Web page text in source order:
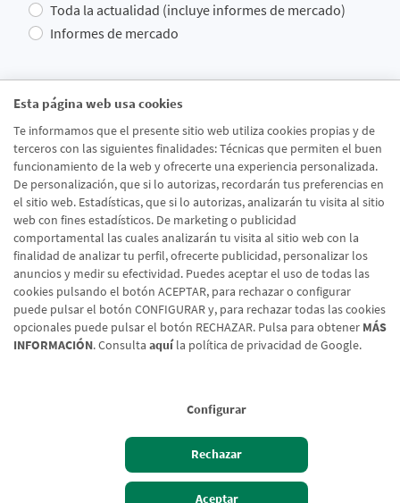
Esta página web usa cookies
Te informamos que el presente sitio web utiliza cookies propias y de
terceros con las siguientes finalidades: Técnicas que permiten el buen
funcionamiento de la web y ofrecerte una experiencia personalizada.
De personalización, que si lo autorizas, recordarán tus preferencias en
el sitio web. Estadísticas, que si lo autorizas, analizarán tu visita al sitio
web con fines estadísticos. De marketing o publicidad
comportamental las cuales analizarán tu visita al sitio web con la
finalidad de analizar tu perfil, ofrecerte publicidad, personalizar los
anuncios y medir su efectividad. Puedes aceptar el uso de todas las
cookies pulsando el botón ACEPTAR, para rechazar o configurar
puede pulsar el botón CONFIGURAR y, para rechazar todas las cookies
opcionales puede pulsar el botón RECHAZAR. Pulsa para obtener MÁS
INFORMACIÓN. Consulta aquíla política de privacidad de Google.
Configurar
Rechazar
Aceptar
Toda la actualidad (incluye informes de mercado)
Informes de mercado
He leído y acepto laPolítica de Protección de Datos
Usuarios Web
Enviar formulario
Aviso legal
Política de cookies
Protección de Datos